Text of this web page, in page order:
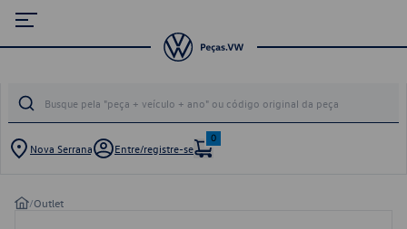
Nova Serrana Entre/registre-se
0
/Outlet